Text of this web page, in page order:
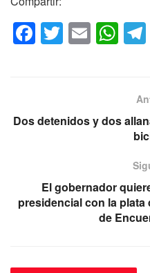
F
a
b
k
T
wi
E
m
W
h
A
Dos detenidos y dos
El gobernador
presidencial con la
de